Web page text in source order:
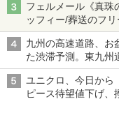
フェルメール《真珠
ッフィー/葬送のフ
九州の高速道路、お
た渋滞予測。東九州
ユニクロ、今日から
ピース待望値下げ、